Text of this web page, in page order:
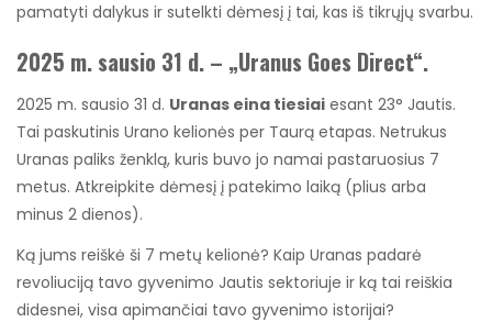
pamatyti dalykus ir sutelkti dėmesį į tai, kas iš tikrųjų svarbu.
2025 m. sausio 31 d. – „Uranus Goes Direct“.
2025 m. sausio 31 d. Uranas eina tiesiai esant 23° Jautis.
Tai paskutinis Urano kelionės per Taurą etapas. Netrukus
Uranas paliks ženklą, kuris buvo jo namai pastaruosius 7
metus. Atkreipkite dėmesį į patekimo laiką (plius arba
minus 2 dienos).
Ką jums reiškė ši 7 metų kelionė? Kaip Uranas padarė
revoliuciją tavo gyvenimo Jautis sektoriuje ir ką tai reiškia
didesnei, visa apimančiai tavo gyvenimo istorijai?